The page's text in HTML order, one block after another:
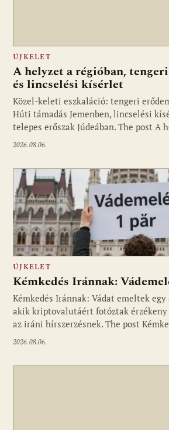
ÚJKELET
A helyzet a régióban,
és lincselési kísérlet
Közel-keleti eszkaláció: tengeri
Húti támadás Jemenben, lincselési
telepes erőszak Júdeában. The post A
2026.08.06.
ÚJKELET
Kémkedés Iránnak:
Kémkedés Iránnak: Vádat emeltek
akik kriptovalutáért fotóztak
az iráni hírszerzésnek. The post
2026.08.06.